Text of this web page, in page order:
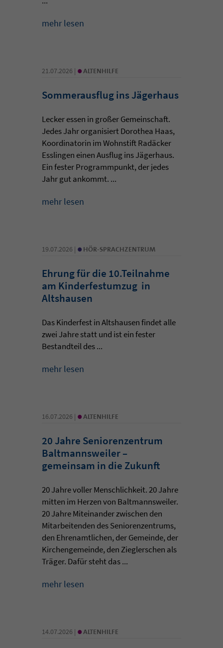
mehr lesen
21.07.2026 | • ALTENHILFE
Sommerausflug ins Jägerhaus
Lecker essen in großer Gemeinschaft.
Jedes Jahr organisiert Dorothea Haas,
Koordinatorin im Wohnstift Radäcker
Esslingen einen Ausflug ins Jägerhaus.
Ein fester Programmpunkt, der jedes
Jahr gut ankommt. ...
mehr lesen
19.07.2026 | • HÖR-SPRACHZENTRUM
Ehrung für die 10.Teilnahme
am Kinderfestumzug in
Altshausen
Das Kinderfest in Altshausen findet alle
zwei Jahre statt und ist ein fester
Bestandteil des ...
mehr lesen
16.07.2026 | • ALTENHILFE
20 Jahre Seniorenzentrum
Baltmannsweiler –
gemeinsam in die Zukunft
20 Jahre voller Menschlichkeit. 20 Jahre
mitten im Herzen von Baltmannsweiler.
20 Jahre Miteinander zwischen den
Mitarbeitenden des Seniorenzentrums,
den Ehrenamtlichen, der Gemeinde, der
Kirchengemeinde, den Zieglerschen als
Träger. Dafür steht das ...
mehr lesen
14.07.2026 | • ALTENHILFE